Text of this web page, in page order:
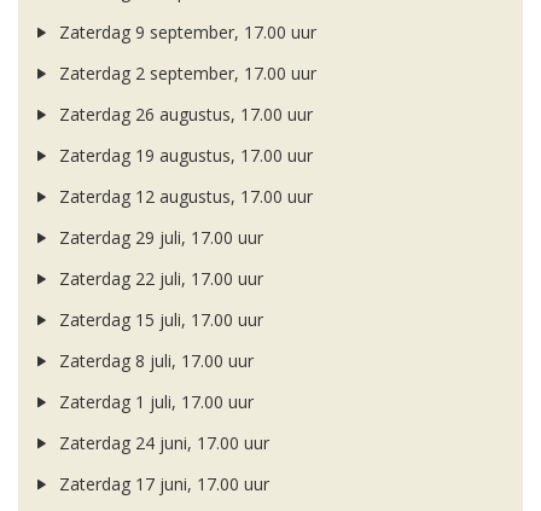
Zaterdag 9 september, 17.00 uur
Zaterdag 2 september, 17.00 uur
Zaterdag 26 augustus, 17.00 uur
Zaterdag 19 augustus, 17.00 uur
Zaterdag 12 augustus, 17.00 uur
Zaterdag 29 juli, 17.00 uur
Zaterdag 22 juli, 17.00 uur
Zaterdag 15 juli, 17.00 uur
Zaterdag 8 juli, 17.00 uur
Zaterdag 1 juli, 17.00 uur
Zaterdag 24 juni, 17.00 uur
Zaterdag 17 juni, 17.00 uur